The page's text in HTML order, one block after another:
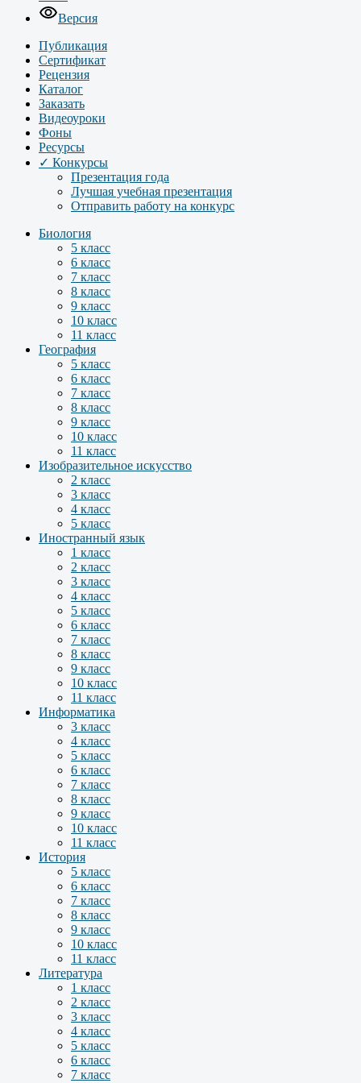
Версия
Публикация
Сертификат
Рецензия
Каталог
Заказать
Видеоуроки
Фоны
Ресурсы
✓ Конкурсы
Презентация года
Лучшая учебная презентация
Отправить работу на конкурс
Биология
5 класс
6 класс
7 класс
8 класс
9 класс
10 класс
11 класс
География
5 класс
6 класс
7 класс
8 класс
9 класс
10 класс
11 класс
Изобразительное искусство
2 класс
3 класс
4 класс
5 класс
Иностранный язык
1 класс
2 класс
3 класс
4 класс
5 класс
6 класс
7 класс
8 класс
9 класс
10 класс
11 класс
Информатика
3 класс
4 класс
5 класс
6 класс
7 класс
8 класс
9 класс
10 класс
11 класс
История
5 класс
6 класс
7 класс
8 класс
9 класс
10 класс
11 класс
Литература
1 класс
2 класс
3 класс
4 класс
5 класс
6 класс
7 класс